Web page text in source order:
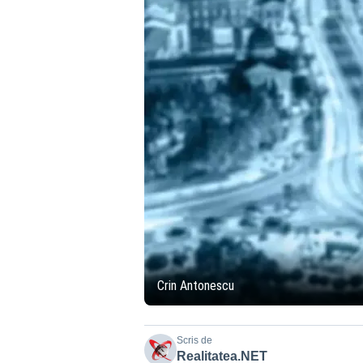
Crin Antonescu
Scris de
Realitatea.NET